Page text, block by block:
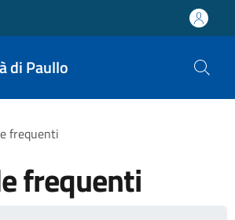
di Paullo
frequenti
frequenti